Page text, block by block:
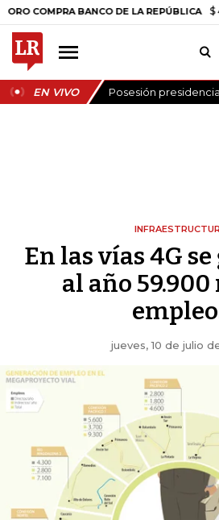
BANCO DE LA REPÚBLICA $
EN VIVO Posesión
En las vías 4G
al año 59.900
jueves, 10 de julio